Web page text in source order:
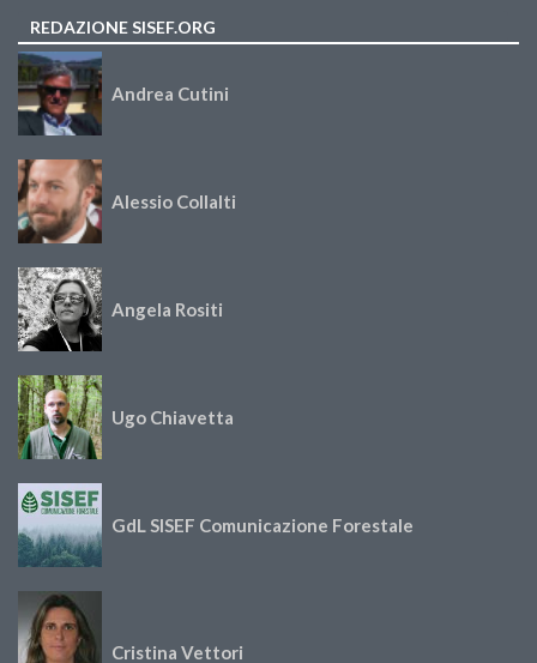
REDAZIONE SISEF.ORG
Andrea Cutini
Alessio Collalti
Angela Rositi
Ugo Chiavetta
GdL SISEF Comunicazione Forestale
Cristina Vettori